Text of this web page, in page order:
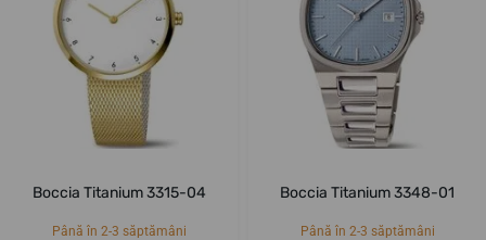
Boccia Titanium 3315-04
Până în 2-3 săptămâni
Boccia Titanium 3348-01
Până în 2-3 săptămâni